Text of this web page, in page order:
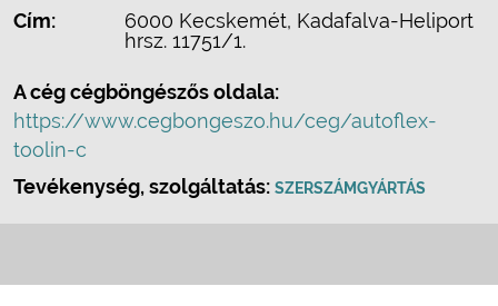
Cím:
6000 Kecskemét, Kadafalva-Heliport
hrsz. 11751/1.
A cég cégböngészős oldala:
https://www.cegbongeszo.hu/ceg/autoflex-
toolin-c
Tevékenység, szolgáltatás: SZERSZÁMGYÁRTÁS